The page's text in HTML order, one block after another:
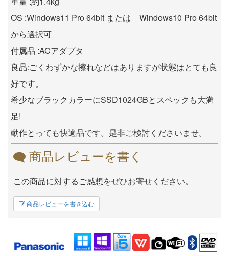
OS :Windows11 Pro 64bit または Windows10 Pro 64bit
から選択可
付属品 :ACアダプタ
良品:ごくわずかな擦れなどはありますが状態はとても良
好です。
希少なブラックカラーにSSD1024GBとスペックも大満
足!
動作とっても快適品です。是非ご検討くださいませ。
商品レビューを書く
この商品に対するご感想をぜひお寄せください。
商品レビューを書き込む